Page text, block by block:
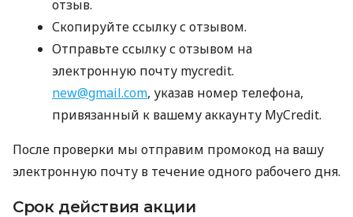
отзыв.
Скопируйте ссылку с отзывом.
Отправьте ссылку с отзывом на
электронную почту mycredit.
new@gmail.com, указав номер телефона,
привязанный к вашему аккаунту MyCredit.
После проверки мы отправим промокод на вашу
электронную почту в течение одного рабочего дня.
Срок действия акции